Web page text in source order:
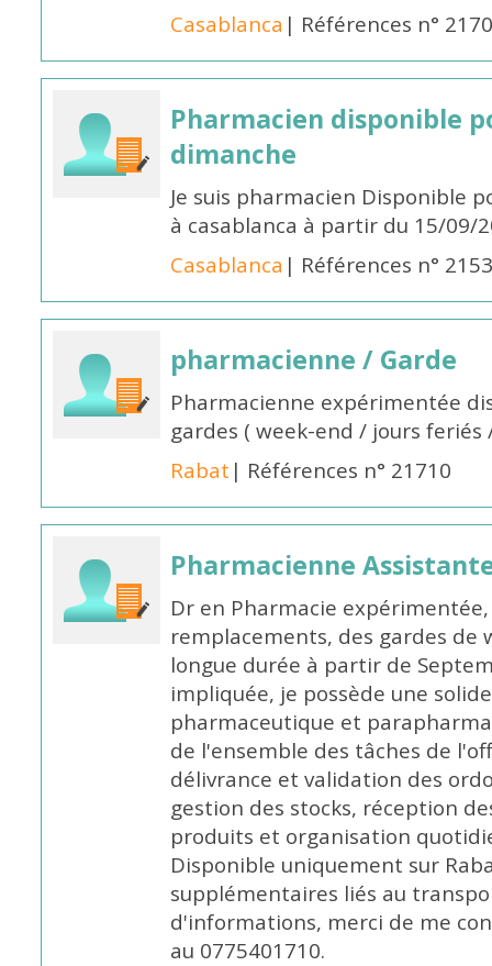
Casablanca | Références n°
Pharmacien disponible
dimanche
Je suis pharmacien Disponible
à casablanca à partir du 15/09/
Casablanca | Références n°
pharmacienne / Garde
Pharmacienne expérimentée
gardes ( week-end / jours
Rabat | Références n° 21710
Pharmacienne
Dr en Pharmacie
remplacements, des gardes de
longue durée à partir de
impliquée, je possède une
pharmaceutique et
de l'ensemble des tâches de
délivrance et validation des
gestion des stocks, réception
produits et organisation
Disponible uniquement sur
supplémentaires liés au
d'informations, merci de me
au 0775401710.